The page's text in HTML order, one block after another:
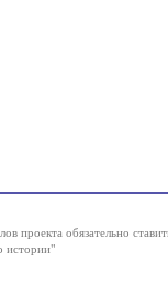
проекта обязательно
истории"